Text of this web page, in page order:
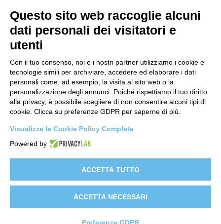
Menu
Home
Shop
Video
Contattaci
Informativa Fornitori
Clienti e-commerce
Questo sito web raccoglie alcuni
dati personali dei visitatori e
utenti
Con il tuo consenso, noi e i nostri partner utilizziamo i cookie e
tecnologie simili per archiviare, accedere ed elaborare i dati
personali come, ad esempio, la visita al sito web o la
personalizzazione degli annunci. Poiché rispettiamo il tuo diritto
alla privacy, è possibile scegliere di non consentire alcuni tipi di
cookie. Clicca su preferenze GDPR per saperne di più.
Visualizza la Cookie Policy Completa
Powered by
ACCETTA TUTTO
ACCETTA NECESSARI